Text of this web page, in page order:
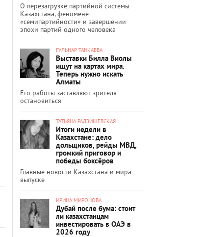
О перезагрузке партийной системы
Казахстана, феномене
«семипартийности» и завершении
эпохи партий одного человека
ГУЛЬНАР ТАНКАЕВА
Выставки Билла Виолы
ищут на картах мира.
Теперь нужно искать
Алматы
Его работы заставляют зрителя
остановиться
ТАТЬЯНА РАДЗИШЕВСКАЯ
Итоги недели в
Казахстане: дело
дольщиков, рейды МВД,
громкий приговор и
победы боксёров
Главные новости Казахстана и мира
выпуске
ИРИНА МИРОНОВА
Дубай после бума: стоит
ли казахстанцам
инвестировать в ОАЭ в
2026 году